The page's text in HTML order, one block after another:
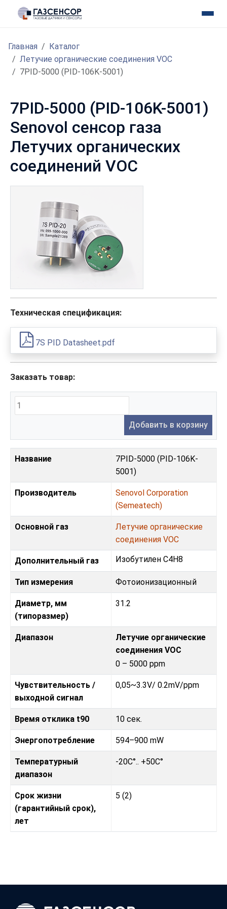
Главная
Каталог
Летучие органические соединения VOC
7PID-5000 (PID-106K-5001)
7PID-5000 (PID-106K-5001)
Senovol сенсор газа
Летучих органических
соединений VOC
Техническая спецификация:
7S PID Datasheet.pdf
Заказать товар:
Добавить в корзину
Название
7PID-5000 (PID-106K-
5001)
Производитель
Senovol Corporation
(Semeatech)
Основной газ
Летучие органические
соединения VOC
Дополнительный газ Изобутилен C4H8
Тип измерения Фотоионизационный
Диаметр, мм
(типоразмер)
31.2
Диапазон
Летучие органические
соединения VOC
0 – 5000 ppm
Чувствительность /
выходной сигнал
0,05~3.3V/ 0.2mV/ppm
Время отклика t90 10 сек.
Энергопотребление 594–900 mW
Температурный
диапазон
-20C°.. +50C°
Срок жизни
(гарантийный срок),
лет
5 (2)